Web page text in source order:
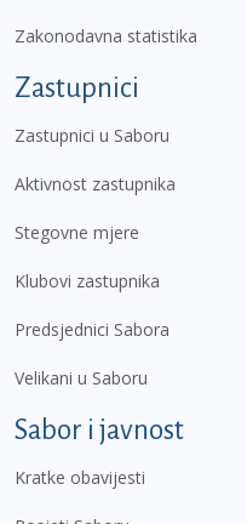
Zakonodavna statistika
Zastupnici
Zastupnici u Saboru
Aktivnost zastupnika
Stegovne mjere
Klubovi zastupnika
Predsjednici Sabora
Velikani u Saboru
Sabor i javnost
Kratke obavijesti